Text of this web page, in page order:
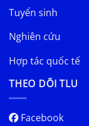
Tuyển sinh
Nghiên cứu
Hợp tác quốc tế
THEO DÕI TLU
Facebook